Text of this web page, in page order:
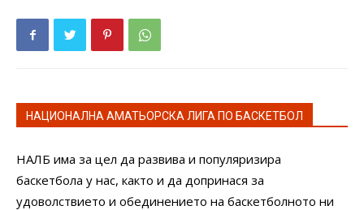
НАЦИОНАЛНА АМАТЬОРСКА ЛИГА ПО БАСКЕТБОЛ
НАЛБ има за цел да развива и популяризира
баскетбола у нас, както и да допринася за
удоволствието и обединението на баскетболното ни